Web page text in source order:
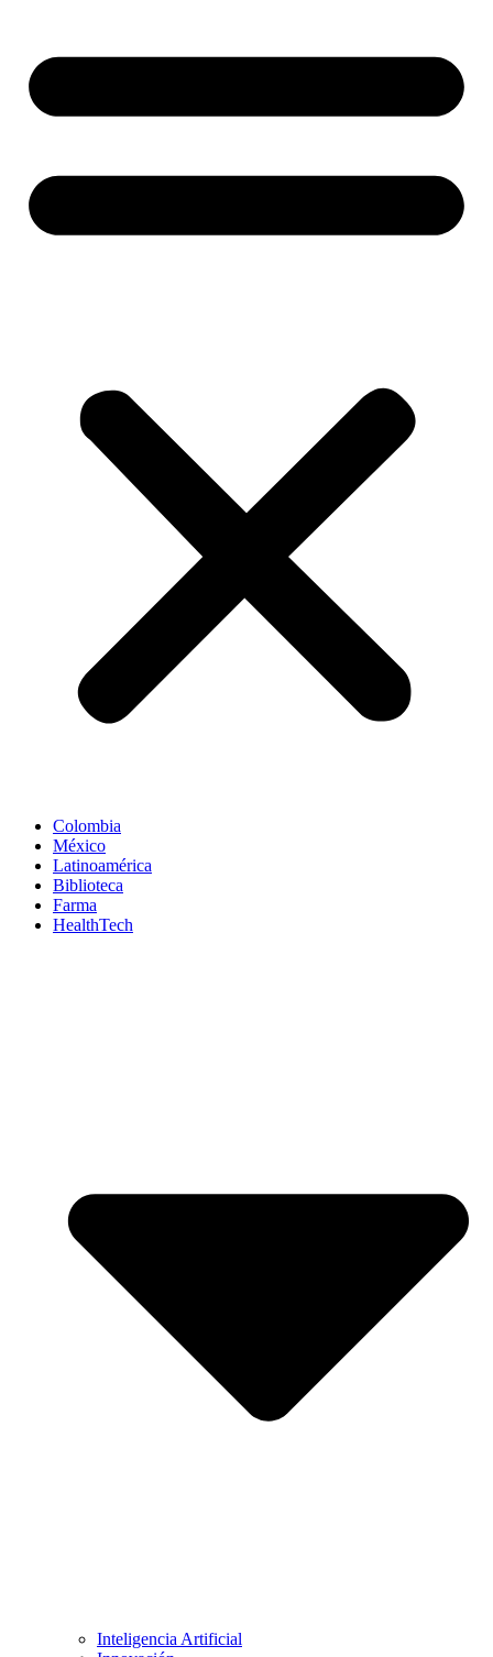
Colombia
México
Latinoamérica
Biblioteca
Farma
HealthTech
Inteligencia Artificial